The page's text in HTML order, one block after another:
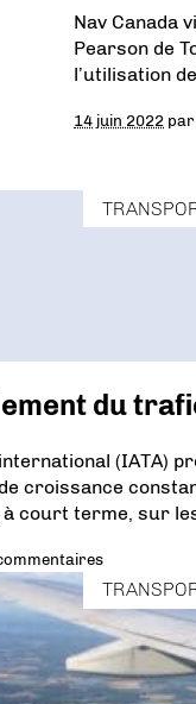
Nav Canada
Pearson de
l’utilisation
14 juin 2022 par
du
(IATA)
croissance
court terme, sur